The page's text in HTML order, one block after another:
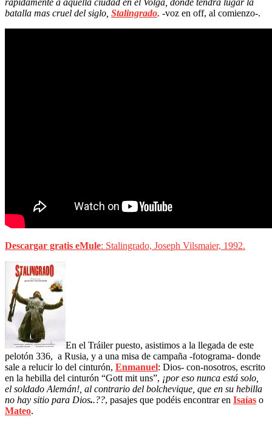
rápidamente a aquella ciudad en el Volga, donde tendrá lugar la
batalla mas cruel del siglo, Stalingrado. -voz en off, al comienzo-.
Descargar gratis eMule: Stalingrado, Joseph Vilsmaier, 1992.
En el Tráiler puesto, asistimos a la llegada de este
pelotón 336, a Rusia, y a una misa de campaña -fotograma- donde
sale a relucir lo del cinturón, Enmanuel: Dios- con-nosotros, escrito
en la hebilla del cinturón “Gott mit uns”, ¡por eso nunca está solo,
el soldado Alemán!, al contrario del bolchevique, que en su hebilla
no hay sitio para Dios..??, pasajes que podéis encontrar en Isaías o
Mateo.